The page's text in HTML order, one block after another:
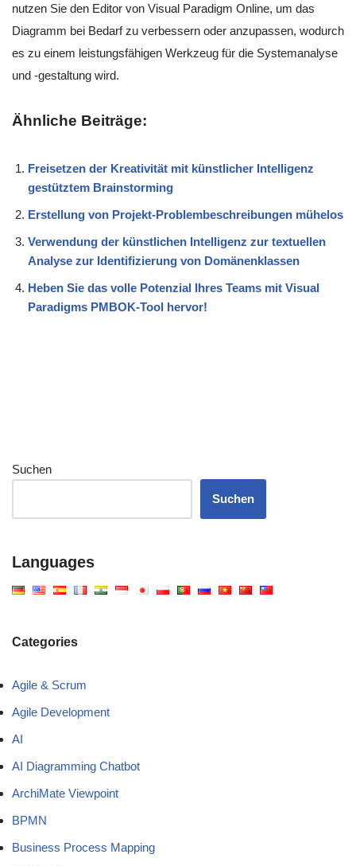
nutzen Sie den Editor von Visual Paradigm Online, um das
Diagramm bei Bedarf zu verbessern oder anzupassen, wodurch
es zu einem leistungsfähigen Werkzeug für die Systemanalyse
und -gestaltung wird.
Ähnliche Beiträge:
Freisetzen der Kreativität mit künstlicher Intelligenz
gestütztem Brainstorming
Erstellung von Projekt-Problembeschreibungen mühelos
Verwendung der künstlichen Intelligenz zur textuellen
Analyse zur Identifizierung von Domänenklassen
Heben Sie das volle Potenzial Ihres Teams mit Visual
Paradigms PMBOK-Tool hervor!
Suchen
Suchen
Languages
Categories
Agile & Scrum
Agile Development
AI
AI Diagramming Chatbot
ArchiMate Viewpoint
BPMN
Business Process Mapping